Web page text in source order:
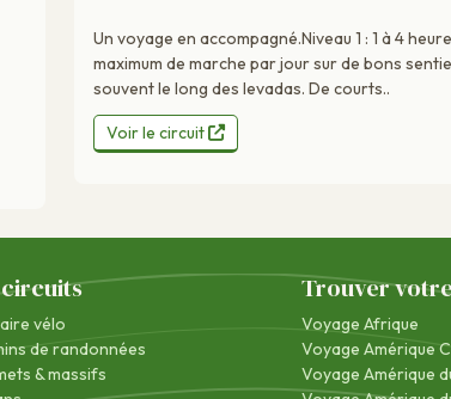
Un voyage en accompagné.Niveau 1 : 1 à 4
maximum de marche par jour sur de bons
souvent le long des levadas. De courts..
Voir le circuit
vélo
de randonnées
& massifs
Trouver
Voyage Afrique
Voyage Amérique
Voyage Amérique